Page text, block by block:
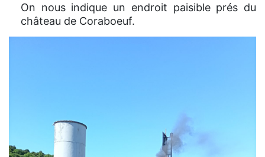
On nous indique un endroit paisible prés du
château de Coraboeuf.